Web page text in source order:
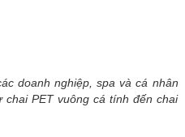
doanh nghiệp, spa và cá nhân
PET vuông cá tính đến chai